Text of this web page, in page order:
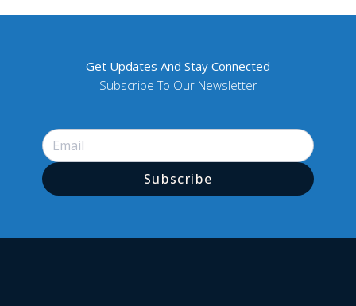
Get Updates And Stay Connected
Subscribe To Our Newsletter
Subscribe